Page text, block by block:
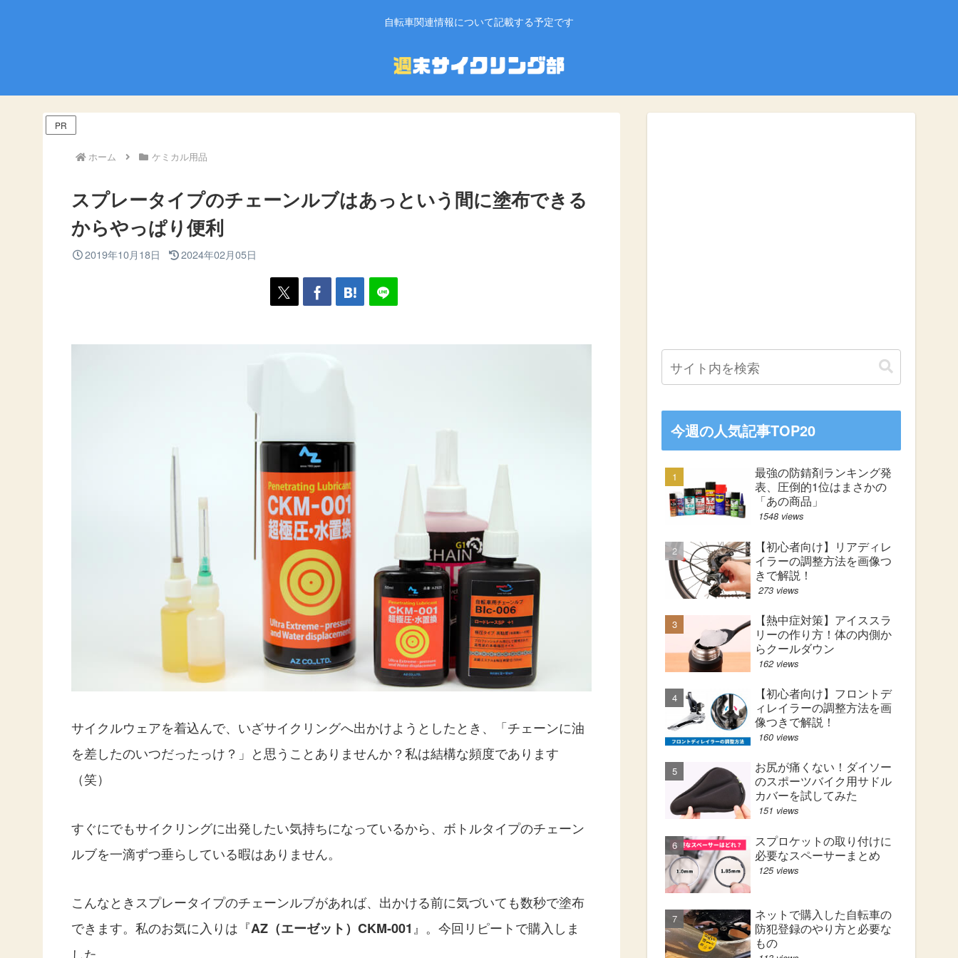
自転車関連情報について記載する予定です
PR
ホーム ケミカル用品
スプレータイプのチェーンルブはあっという間に塗布できる
からやっぱり便利
2019年10月18日 2024年02月05日
サイクルウェアを着込んで、いざサイクリングへ出かけようとしたとき、「チェーンに油
を差したのいつだったっけ？」と思うことありませんか？私は結構な頻度であります
（笑）
すぐにでもサイクリングに出発したい気持ちになっているから、ボトルタイプのチェーン
ルブを一滴ずつ垂らしている暇はありません。
こんなときスプレータイプのチェーンルブがあれば、出かける前に気づいても数秒で塗布
できます。私のお気に入りは『AZ（エーゼット）CKM-001 』。今回リピートで購入しま
した。
今週の人気記事TOP20
最強の防錆剤ランキング発
表、圧倒的1位はまさかの
「あの商品」
1548 views
【初心者向け】リアディレ
イラーの調整方法を画像つ
きで解説！
273 views
【熱中症対策】アイススラ
リーの作り方！体の内側か
らクールダウン
162 views
【初心者向け】フロントデ
ィレイラーの調整方法を画
像つきで解説！
160 views
お尻が痛くない！ダイソー
のスポーツバイク用サドル
カバーを試してみた
151 views
スプロケットの取り付けに
必要なスペーサーまとめ
125 views
ネットで購入した自転車の
防犯登録のやり方と必要な
もの